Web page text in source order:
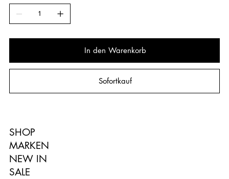
In den Warenkorb
Sofortkauf
SHOP
MARKEN
NEW IN
SALE